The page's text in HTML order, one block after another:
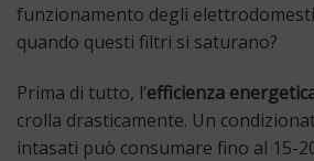
funzionamento degli
quando questi filtri si saturano?
Prima di tutto, l’efficienza
crolla drasticamente. Un
intasati può consumare fino al 15-